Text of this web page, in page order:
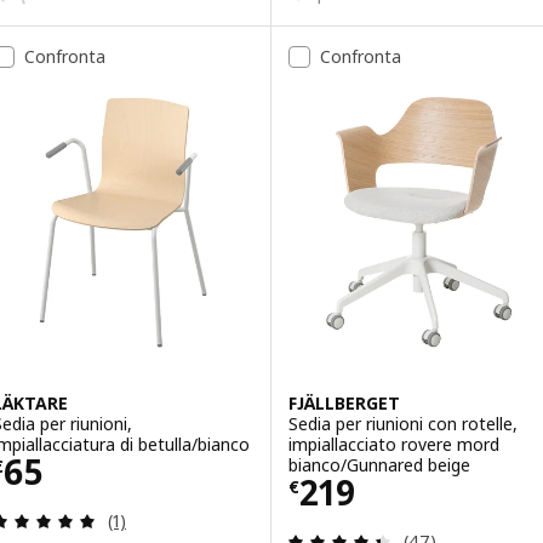
Opzione: LÄKTARE, Sedia per
Confronta
per riunioni,
di betulla/bianco
65 € 65
Recensione: 5 fuori da 5 stelle. Totale recensioni:
(1)
Confronta
FJÄLLBERGET
Sedia per riunioni con rotelle,
impiallacciato rovere mord
bianco/Gunnared beige
€219
Prezzo € 219